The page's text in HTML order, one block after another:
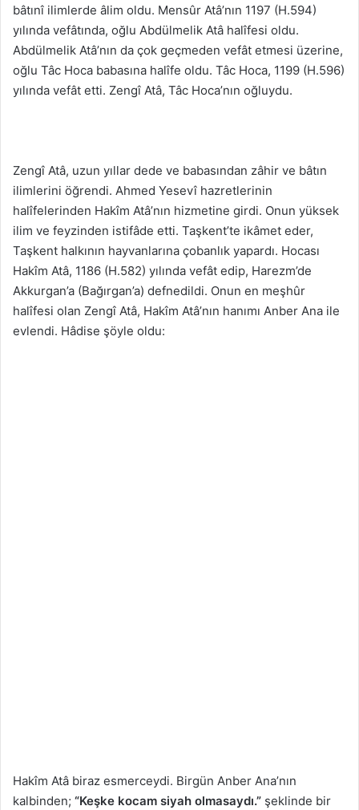
bâtınî ilimlerde âlim oldu. Mensûr Atâ’nın 1197 (H.594)
yılında vefâtında, oğlu Abdülmelik Atâ halîfesi oldu.
Abdülmelik Atâ’nın da çok geçmeden vefât etmesi üzerine,
oğlu Tâc Hoca babasına halîfe oldu. Tâc Hoca, 1199 (H.596)
yılında vefât etti. Zengî Atâ, Tâc Hoca’nın oğluydu.
Zengî Atâ, uzun yıllar dede ve babasından zâhir ve bâtın
ilimlerini öğrendi. Ahmed Yesevî hazretlerinin
halîfelerinden Hakîm Atâ’nın hizmetine girdi. Onun yüksek
ilim ve feyzinden istifâde etti. Taşkent’te ikâmet eder,
Taşkent halkının hayvanlarına çobanlık yapardı. Hocası
Hakîm Atâ, 1186 (H.582) yılında vefât edip, Harezm’de
Akkurgan’a (Bağırgan’a) defnedildi. Onun en meşhûr
halîfesi olan Zengî Atâ, Hakîm Atâ’nın hanımı Anber Ana ile
evlendi. Hâdise şöyle oldu:
Hakîm Atâ biraz esmerceydi. Birgün Anber Ana’nın
kalbinden; “Keşke kocam siyah olmasaydı.” şeklinde bir